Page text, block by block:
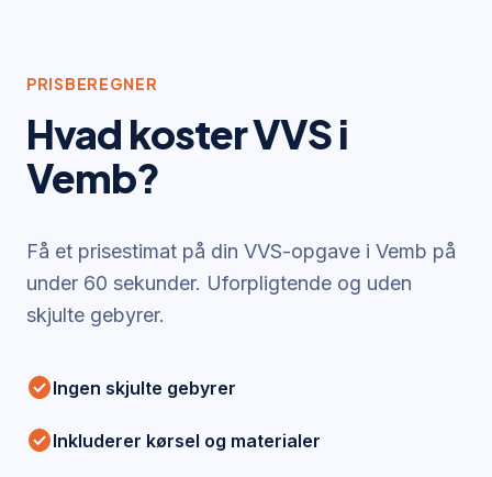
PRISBEREGNER
Hvad koster VVS i
Vemb?
Få et prisestimat på din VVS-opgave i Vemb på
under 60 sekunder. Uforpligtende og uden
skjulte gebyrer.
check_circleIngen skjulte gebyrer
check_circleInkluderer kørsel og materialer